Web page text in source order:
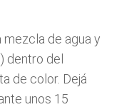
mezcla de agua y
dentro del
de color. Dejá
unos 15